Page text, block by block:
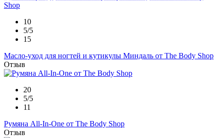
10
5/5
15
Масло-уход для ногтей и кутикулы Миндаль от The Body Shop
Отзыв
20
5/5
11
Румяна All-In-One от The Body Shop
Отзыв